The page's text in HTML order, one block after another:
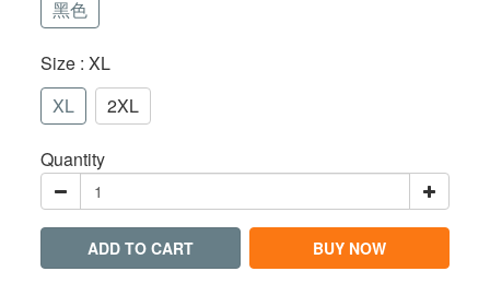
黑色
Size : XL
XL
2XL
Quantity
ADD TO CART BUY NOW